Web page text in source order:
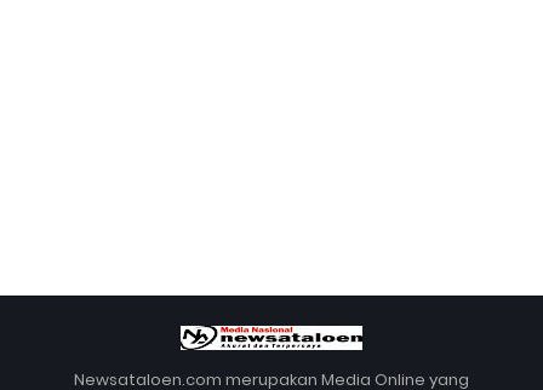
Newsataloen.com merupakan Media Online yang